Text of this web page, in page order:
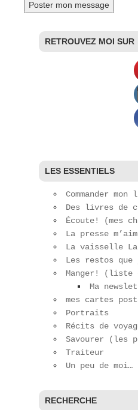
RETROUVEZ MOI SUR
LES ESSENTIELS
Commander
Des livres de
Écoute! (mes
La presse
La vaisselle
Les restos que
Manger! (liste
Ma
mes cartes
Portraits
Récits de
Savourer (les
Traiteur
Un peu de moi…
RECHERCHE